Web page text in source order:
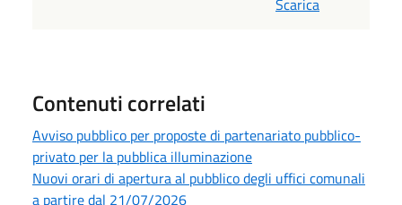
Contenuti correlati
Avviso pubblico per proposte di partenariato pubblico-
privato per la pubblica illuminazione
Nuovi orari di apertura al pubblico degli uffici comunali
a partire dal 21/07/2026